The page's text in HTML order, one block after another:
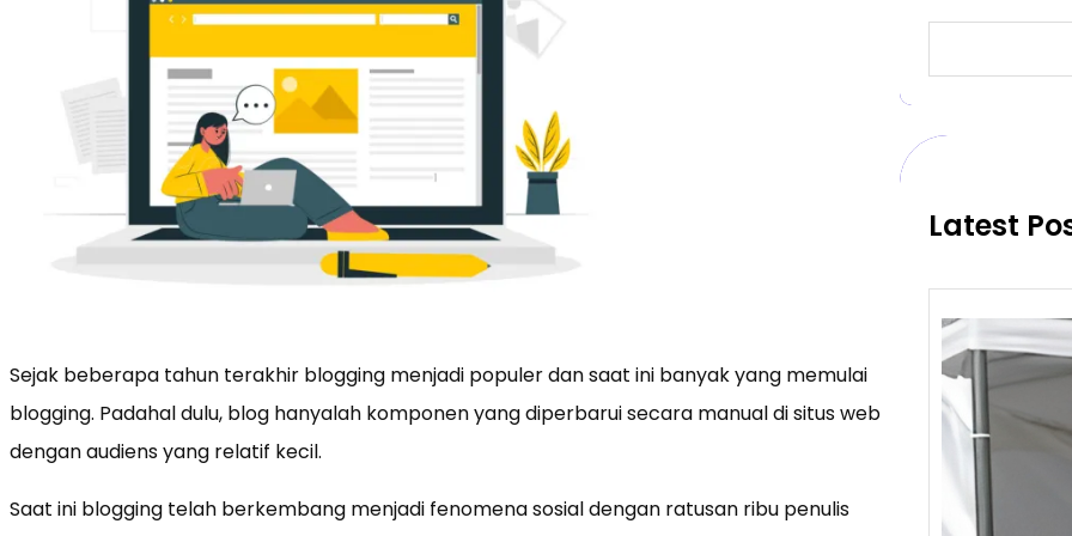
Sejak beberapa tahun terakhir blogging menjadi populer dan saat ini banyak yang memulai
blogging. Padahal dulu, blog hanyalah komponen yang diperbarui secara manual di situs web
dengan audiens yang relatif kecil.
Saat ini blogging telah berkembang menjadi fenomena sosial dengan ratusan ribu penulis
a
c
Latest